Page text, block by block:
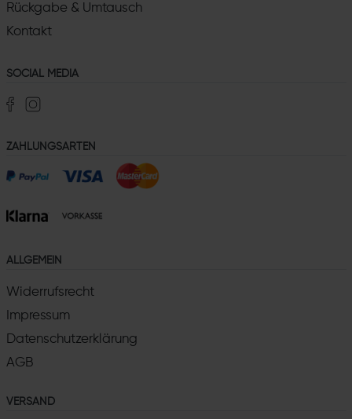
Rückgabe & Umtausch
Kontakt
SOCIAL MEDIA
ZAHLUNGSARTEN
ALLGEMEIN
Widerrufsrecht
Impressum
Datenschutzerklärung
AGB
VERSAND